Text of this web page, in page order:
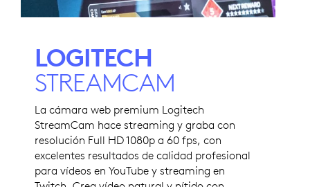
LOGITECH
STREAMCAM
La cámara web premium Logitech
StreamCam hace streaming y graba con
resolución Full HD 1080p a 60 fps, con
excelentes resultados de calidad profesional
para vídeos en YouTube y streaming en